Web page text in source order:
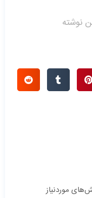
نوشته
موردنیاز